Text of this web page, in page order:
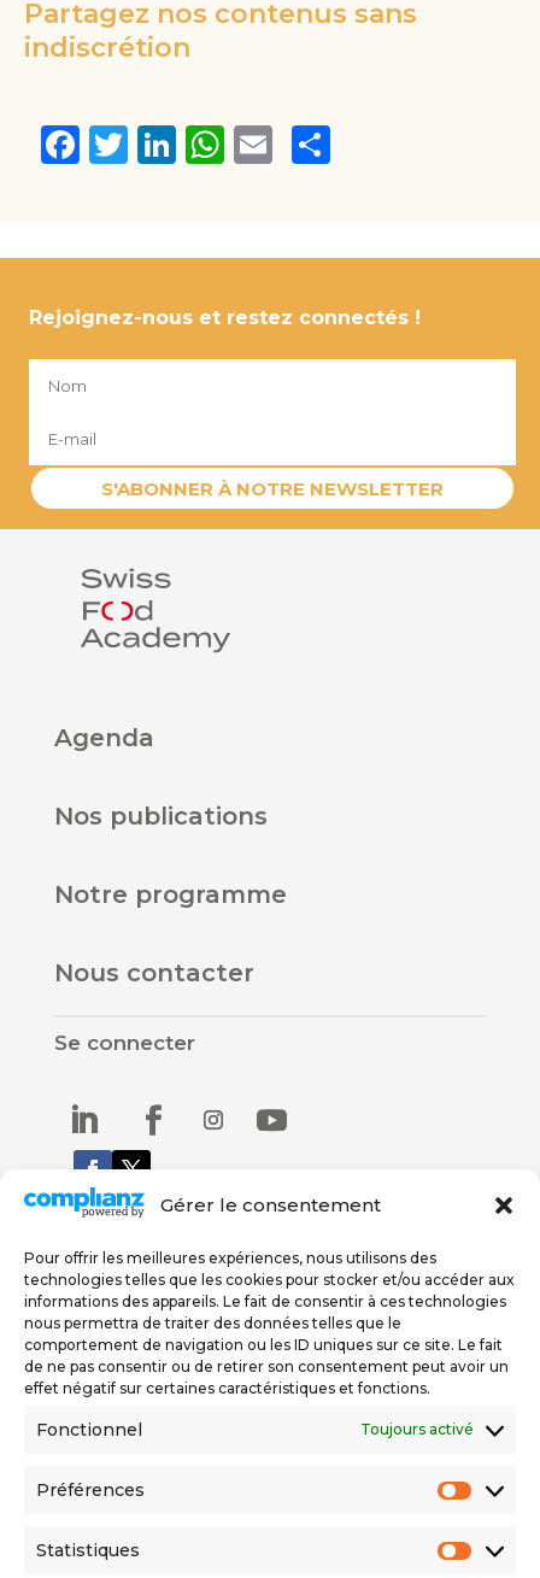
Gérer le consentement
Pour offrir les meilleures expériences, nous utilisons des
technologies telles que les cookies pour stocker et/ou accéder aux
informations des appareils. Le fait de consentir à ces technologies
nous permettra de traiter des données telles que le
comportement de navigation ou les ID uniques sur ce site. Le fait
de ne pas consentir ou de retirer son consentement peut avoir un
effet négatif sur certaines caractéristiques et fonctions.
Fonctionnel Toujours activé
Préférences
Statistiques
Partagez nos contenus sans
indiscrétion
Facebook
Twitter
LinkedIn
WhatsApp
Email
Rejoignez-nous et restez connectés !
S'ABONNER À NOTRE NEWSLETTER
Agenda
Nos publications
Notre programme
Nous contacter
Se connecter
Nous trouver
Rue De Carouge 58
1205 Genève
076 579 67 78
022 558 06 56
Politique de confidentialité